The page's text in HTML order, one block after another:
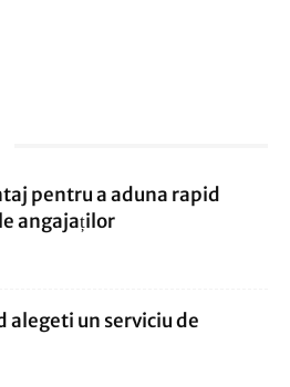
pentru a aduna rapid
angajaților
alegeti un serviciu de